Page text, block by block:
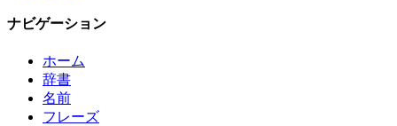
ナビゲーション
ホーム
辞書
名前
フレーズ